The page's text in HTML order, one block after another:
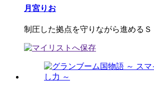
月宮りお
制圧した拠点を守りながら進めるＳ